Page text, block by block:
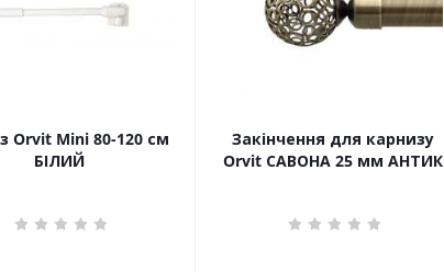
Orvit Mini 80-120 см
БІЛИЙ
Закінчення для карнизу
Orvit САВОНА 25 мм АНТИК